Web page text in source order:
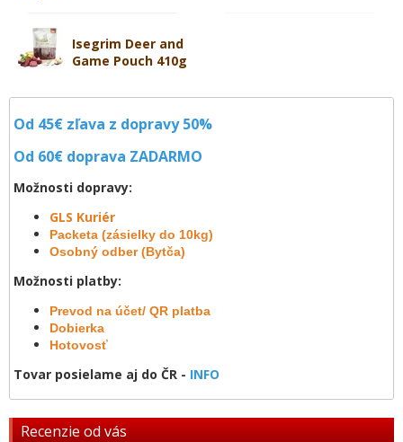
Od 45€ zľava z dopravy 50%
Od 60€ doprava ZADARMO
Možnosti dopravy:
GLS Kuriér
Packeta (zásielky do 10kg)
Osobný odber (Bytča)
Možnosti platby:
Prevod na účet/ QR platba
Dobierka
Hotovosť
Tovar posielame aj do ČR - INFO
Recenzie od vás
Isegrim Deer and
Game Pouch 410g